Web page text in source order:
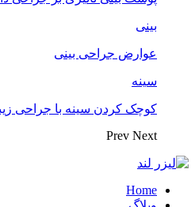
بینی
عوارض جراحی بینی
سینه
کوچک کردن سینه با جراحی
Prev Next
Home